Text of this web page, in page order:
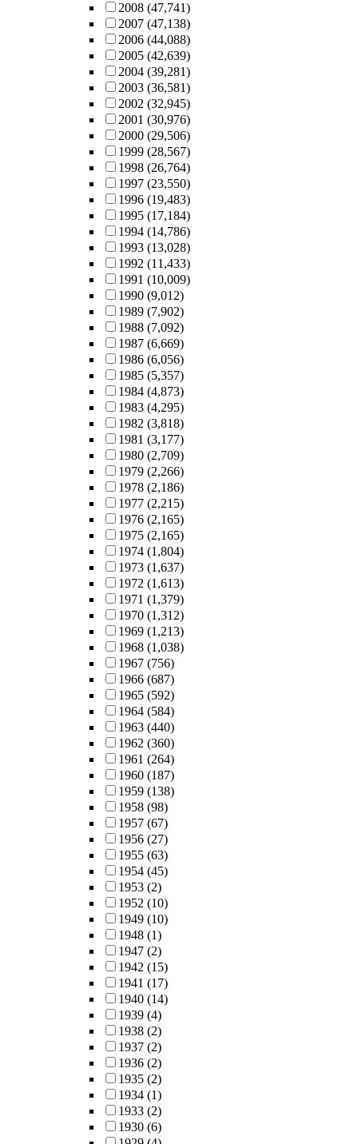
2008 (47,741)
2007 (47,138)
2006 (44,088)
2005 (42,639)
2004 (39,281)
2003 (36,581)
2002 (32,945)
2001 (30,976)
2000 (29,506)
1999 (28,567)
1998 (26,764)
1997 (23,550)
1996 (19,483)
1995 (17,184)
1994 (14,786)
1993 (13,028)
1992 (11,433)
1991 (10,009)
1990 (9,012)
1989 (7,902)
1988 (7,092)
1987 (6,669)
1986 (6,056)
1985 (5,357)
1984 (4,873)
1983 (4,295)
1982 (3,818)
1981 (3,177)
1980 (2,709)
1979 (2,266)
1978 (2,186)
1977 (2,215)
1976 (2,165)
1975 (2,165)
1974 (1,804)
1973 (1,637)
1972 (1,613)
1971 (1,379)
1970 (1,312)
1969 (1,213)
1968 (1,038)
1967 (756)
1966 (687)
1965 (592)
1964 (584)
1963 (440)
1962 (360)
1961 (264)
1960 (187)
1959 (138)
1958 (98)
1957 (67)
1956 (27)
1955 (63)
1954 (45)
1953 (2)
1952 (10)
1949 (10)
1948 (1)
1947 (2)
1942 (15)
1941 (17)
1940 (14)
1939 (4)
1938 (2)
1937 (2)
1936 (2)
1935 (2)
1934 (1)
1933 (2)
1930 (6)